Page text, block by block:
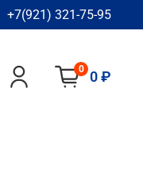
+7(921) 321-75-95
0 0 ₽